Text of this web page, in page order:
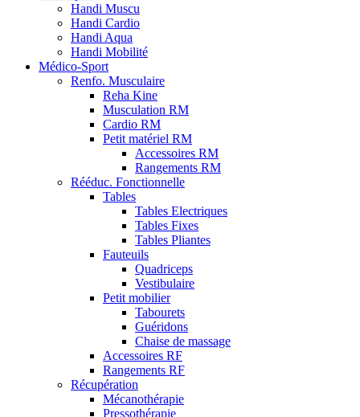
Handi Muscu
Handi Cardio
Handi Aqua
Handi Mobilité
Médico-Sport
Renfo. Musculaire
Reha Kine
Musculation RM
Cardio RM
Petit matériel RM
Accessoires RM
Rangements RM
Rééduc. Fonctionnelle
Tables
Tables Electriques
Tables Fixes
Tables Pliantes
Fauteuils
Quadriceps
Vestibulaire
Petit mobilier
Tabourets
Guéridons
Chaise de massage
Accessoires RF
Rangements RF
Récupération
Mécanothérapie
Pressothérapie